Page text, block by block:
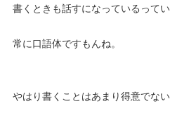
書くときも話すになっているってい
常に口語体ですもんね。
やはり書くことはあまり得意でな